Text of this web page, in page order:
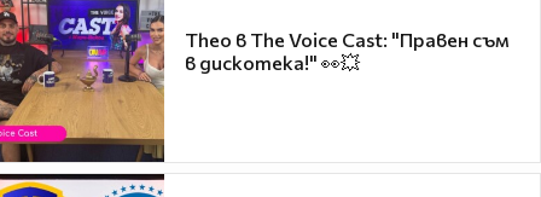
Theo в The Voice Cast: "Правен съм
в дискотека!" 👀💥